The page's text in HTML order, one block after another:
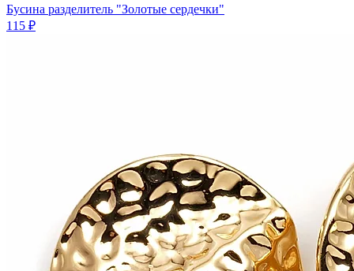
Бусина разделитель "Золотые сердечки"
115 ₽